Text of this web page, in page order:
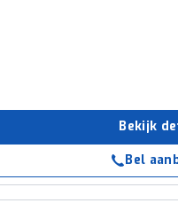
Bekijk
Bel